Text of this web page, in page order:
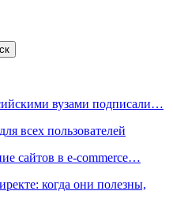
вузами подписали…
всех пользователей
сайтов в e-commerce…
когда они полезны,